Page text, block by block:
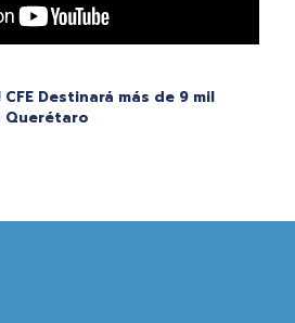
Destinará más de 9 mil
Querétaro